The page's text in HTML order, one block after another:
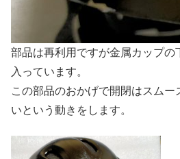
部品は再利用ですが金属カップの
入っています。
この部品のおかげで開閉はスム
いという動きをします。